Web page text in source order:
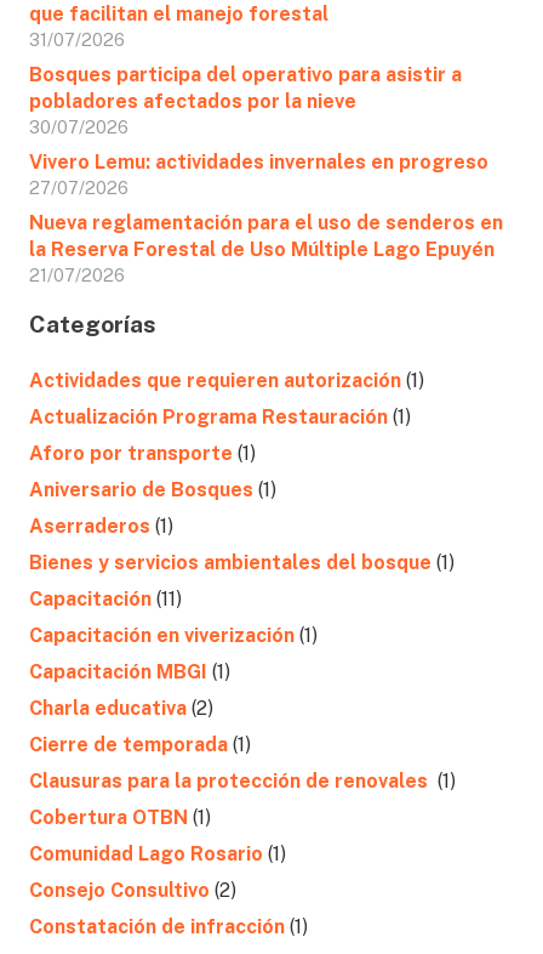
que facilitan el manejo forestal
31/07/2026
Bosques participa del operativo para asistir a
pobladores afectados por la nieve
30/07/2026
Vivero Lemu: actividades invernales en progreso
27/07/2026
Nueva reglamentación para el uso de senderos en
la Reserva Forestal de Uso Múltiple Lago Epuyén
21/07/2026
Categorías
Actividades que requieren autorización (1)
Actualización Programa Restauración (1)
Aforo por transporte (1)
Aniversario de Bosques (1)
Aserraderos (1)
Bienes y servicios ambientales del bosque (1)
Capacitación (11)
Capacitación en viverización (1)
Capacitación MBGI (1)
Charla educativa (2)
Cierre de temporada (1)
Clausuras para la protección de renovales (1)
Cobertura OTBN (1)
Comunidad Lago Rosario (1)
Consejo Consultivo (2)
Constatación de infracción (1)